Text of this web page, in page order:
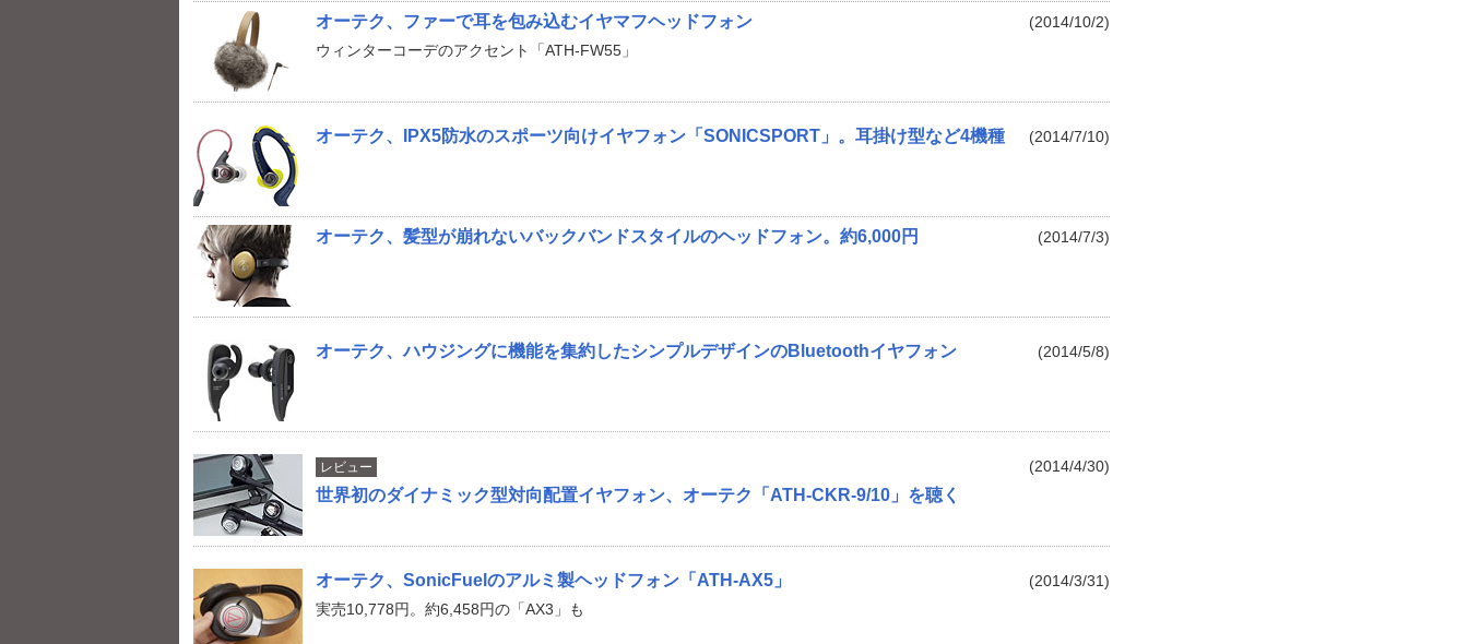
(2014/10/2)
オーテク、ファーで耳を包み込むイヤマフヘッドフォン
ウィンターコーデのアクセント「ATH-FW55」
(2014/7/10)
オーテク、IPX5防水のスポーツ向けイヤフォン「SONICSPORT」。耳掛け型など4機種
(2014/7/3)
オーテク、髪型が崩れないバックバンドスタイルのヘッドフォン。約6,000円
(2014/5/8)
オーテク、ハウジングに機能を集約したシンプルデザインのBluetoothイヤフォン
(2014/4/30)
レビュー
世界初のダイナミック型対向配置イヤフォン、オーテク「ATH-CKR-9/10」を聴く
(2014/3/31)
オーテク、SonicFuelのアルミ製ヘッドフォン「ATH-AX5」
実売10,778円。約6,458円の「AX3」も